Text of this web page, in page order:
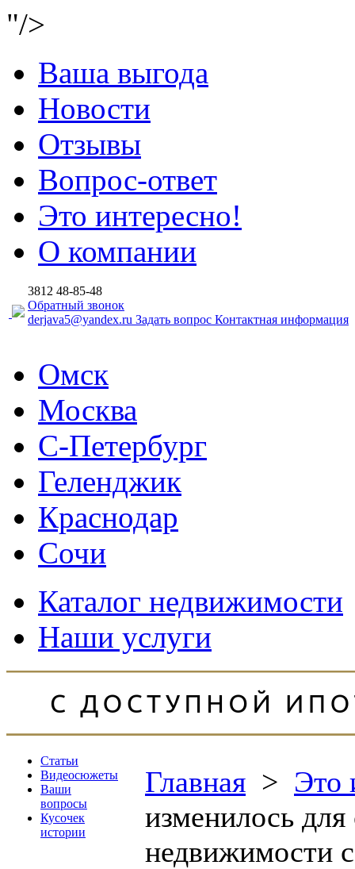
"/>
Ваша выгода
Новости
Отзывы
Вопрос-ответ
Это интересно!
О компании
3812 48-85-48
Обратный звонок
derjava5@yandex.ru Задать вопрос Контактная информация
Омск
Москва
С-Петербург
Геленджик
Краснодар
Сочи
Каталог недвижимости
Наши услуги
Статьи
Видеосюжеты
Ваши
вопросы
Кусочек
истории
Главная > Это
изменилось для
недвижимости